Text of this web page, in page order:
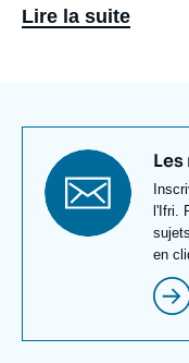
Congo.
Afrique Sub-
travaillé pour le
et la Commission
africain,
et en République
Lire la suite
Texte
l'Ifri.
en